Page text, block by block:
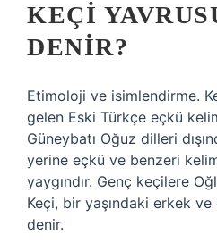
KEÇI
DENIR?
Etimoloji ve isimlendirme.
gelen Eski Türkçe eçkü
Güneybatı Oğuz dilleri
yerine eçkü ve benzeri
yaygındır. Genç keçilere
Keçi, bir yaşındaki erkek
denir.